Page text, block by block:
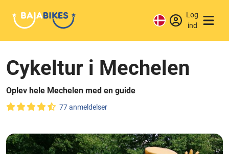
Log
ind
Cykeltur i Mechelen
Oplev hele Mechelen med en guide
77 anmeldelser